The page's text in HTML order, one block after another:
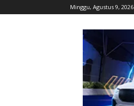
Minggu, Agustus 9, 2026